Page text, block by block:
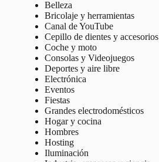
Belleza
Bricolaje y herramientas
Canal de YouTube
Cepillo de dientes y accesorios
Coche y moto
Consolas y Videojuegos
Deportes y aire libre
Electrónica
Eventos
Fiestas
Grandes electrodomésticos
Hogar y cocina
Hombres
Hosting
Iluminación